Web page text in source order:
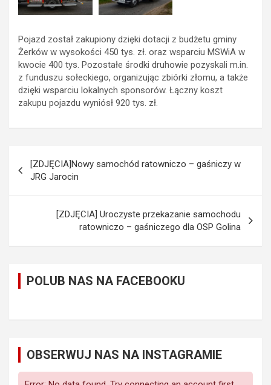
Pojazd został zakupiony dzięki dotacji z budżetu gminy
Żerków w wysokości 450 tys. zł. oraz wsparciu MSWiA w
kwocie 400 tys. Pozostałe środki druhowie pozyskali m.in.
z funduszu sołeckiego, organizując zbiórki złomu, a także
dzięki wsparciu lokalnych sponsorów. Łączny koszt
zakupu pojazdu wyniósł 920 tys. zł.
wpisu
[ZDJĘCIA]Nowy samochód ratowniczo – gaśniczy w
JRG Jarocin
[ZDJĘCIA] Uroczyste przekazanie samochodu
ratowniczo – gaśniczego dla OSP Golina
POLUB NAS NA FACEBOOKU
OBSERWUJ NAS NA INSTAGRAMIE